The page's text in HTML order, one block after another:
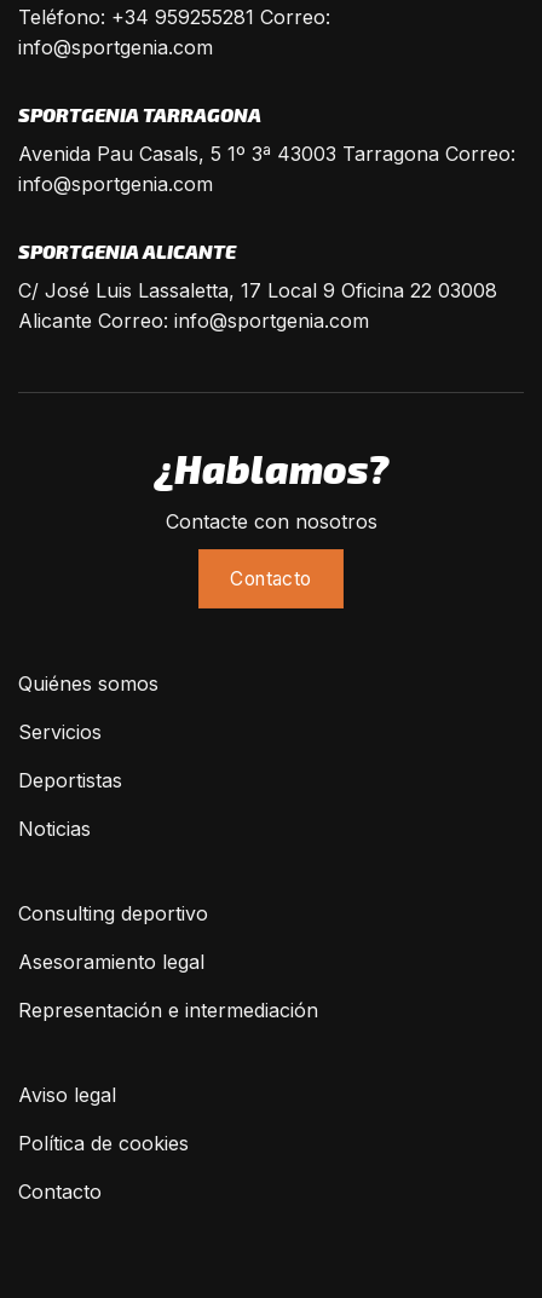
Teléfono: +34 959255281 Correo:
info@sportgenia.com
SPORTGENIA TARRAGONA
Avenida Pau Casals, 5 1º 3ª 43003 Tarragona Correo:
info@sportgenia.com
SPORTGENIA ALICANTE
C/ José Luis Lassaletta, 17 Local 9 Oficina 22 03008
Alicante Correo: info@sportgenia.com
¿Hablamos?
Contacte con nosotros
Contacto
Quiénes somos
Servicios
Deportistas
Noticias
Consulting deportivo
Asesoramiento legal
Representación e intermediación
Aviso legal
Política de cookies
Contacto